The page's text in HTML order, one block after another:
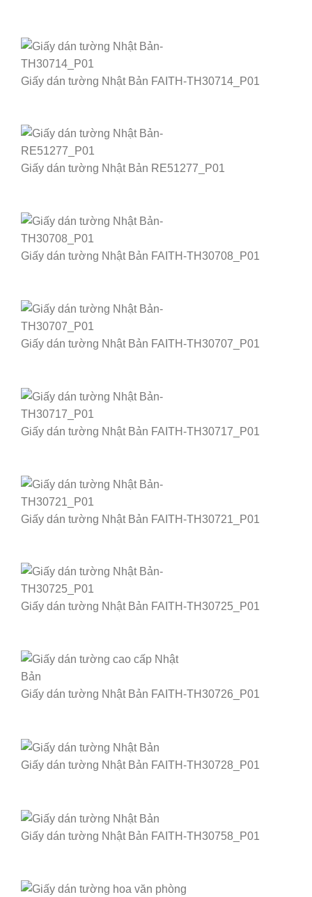
Giấy dán tường Nhật Bản FAITH-TH30714_P01
Giấy dán tường Nhật Bản RE51277_P01
Giấy dán tường Nhật Bản FAITH-TH30708_P01
Giấy dán tường Nhật Bản FAITH-TH30707_P01
Giấy dán tường Nhật Bản FAITH-TH30717_P01
Giấy dán tường Nhật Bản FAITH-TH30721_P01
Giấy dán tường Nhật Bản FAITH-TH30725_P01
Giấy dán tường Nhật Bản FAITH-TH30726_P01
Giấy dán tường Nhật Bản FAITH-TH30728_P01
Giấy dán tường Nhật Bản FAITH-TH30758_P01